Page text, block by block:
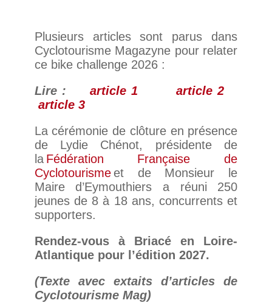
Plusieurs articles sont parus dans
Cyclotourisme Magazyne pour relater
ce bike challenge 2026 :
Lire :
article 1
article 2
article 3
La cérémonie de clôture en présence
de Lydie Chénot, présidente de
la Fédération Française de
Cyclotourismeet de Monsieur le
Maire d’Eymouthiers a réuni 250
jeunes de 8 à 18 ans, concurrents et
supporters.
Rendez-vous à Briacé en Loire-
Atlantique pour l’édition 2027.
(Texte avec extaits d’articles de
Cyclotourisme Mag)